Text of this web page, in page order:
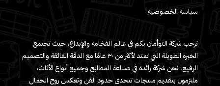
سياسة الخصوصية
ترحب شركة التوأمان بكم في عالم الفخامة والإبداع، حيث تجتمع
الخبرة الطويلة التي تمتد لأكثر من ٣٠ عامًا مع الدقة الفائقة والتصميم
الرفيع. نحن شركة رائدة في صناعة المطابخ وجميع أنواع الأثاث،
ملتزمون بتقديم منتجات تتحدى حدود الفن وتعكس روح الجمال